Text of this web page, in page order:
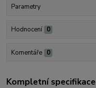
Parametry
Hodnocení 0
Komentáře 0
Kompletní specifikace